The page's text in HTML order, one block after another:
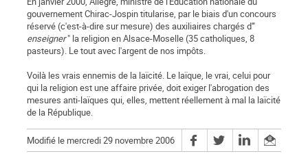
gouvernement Chirac-Jospin titularise, par le biais d'un concours
réservé (c'est-à-dire sur mesure) des auxiliaires chargés d'"
enseigner" la religion en Alsace-Moselle (35 catholiques, 8
pasteurs). Le tout avec l'argent de nos impôts.
Voilà les vrais ennemis de la laïcité. Le laïque, le vrai, celui pour
qui la religion est une affaire privée, doit exiger l'abrogation des
mesures anti-laïques qui, elles, mettent réellement à mal la laïcité
de la République.
Modifié le mercredi 29 novembre 2006